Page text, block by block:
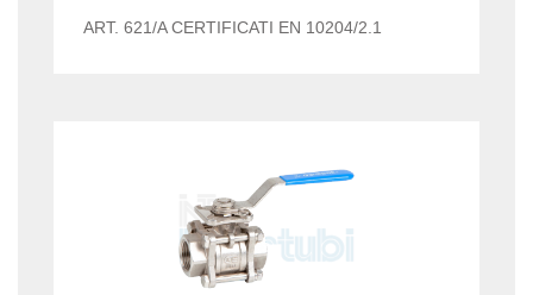
ART. 621/A CERTIFICATI EN 10204/2.1